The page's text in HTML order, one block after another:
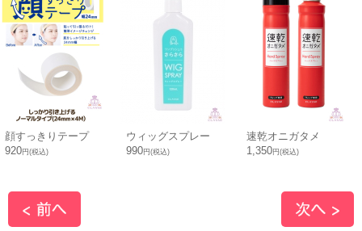
顔すっきりテープ
920円(税込)
ウィッグスプレー
990円(税込)
速乾オニガタメ
1,350円(税込)